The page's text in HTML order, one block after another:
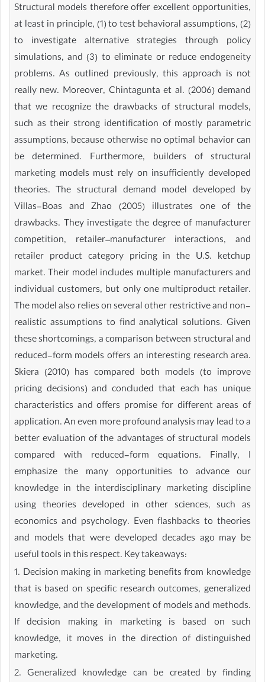
Structural models therefore offer excellent opportunities,
at least in principle, (1) to test behavioral assumptions, (2)
to investigate alternative strategies through policy
simulations, and (3) to eliminate or reduce endogeneity
problems. As outlined previously, this approach is not
really new. Moreover, Chintagunta et al. (2006) demand
that we recognize the drawbacks of structural models,
such as their strong identification of mostly parametric
assumptions, because otherwise no optimal behavior can
be determined. Furthermore, builders of structural
marketing models must rely on insufficiently developed
theories. The structural demand model developed by
Villas-Boas and Zhao (2005) illustrates one of the
drawbacks. They investigate the degree of manufacturer
competition, retailer–manufacturer interactions, and
retailer product category pricing in the U.S. ketchup
market. Their model includes multiple manufacturers and
individual customers, but only one multiproduct retailer.
The model also relies on several other restrictive and non-
realistic assumptions to find analytical solutions. Given
these shortcomings, a comparison between structural and
reduced-form models offers an interesting research area.
Skiera (2010) has compared both models (to improve
pricing decisions) and concluded that each has unique
characteristics and offers promise for different areas of
application. An even more profound analysis may lead to a
better evaluation of the advantages of structural models
compared with reduced-form equations. Finally, I
emphasize the many opportunities to advance our
knowledge in the interdisciplinary marketing discipline
using theories developed in other sciences, such as
economics and psychology. Even flashbacks to theories
and models that were developed decades ago may be
useful tools in this respect. Key takeaways:
1. Decision making in marketing benefits from knowledge
that is based on specific research outcomes, generalized
knowledge, and the development of models and methods.
If decision making in marketing is based on such
knowledge, it moves in the direction of distinguished
marketing.
2. Generalized knowledge can be created by finding